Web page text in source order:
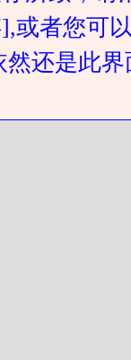
或者您可
然还是此